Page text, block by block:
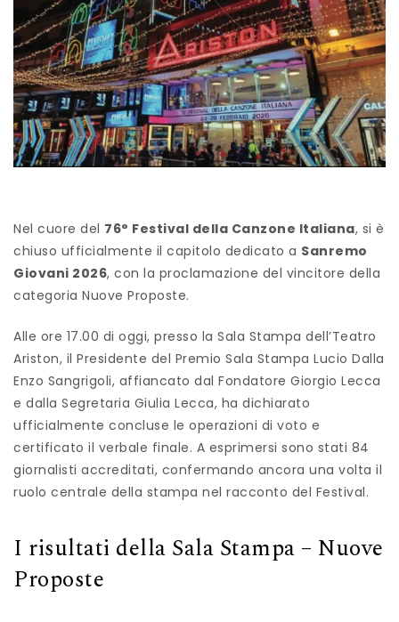
Nel cuore del 76° Festival della Canzone Italiana, si è
chiuso ufficialmente il capitolo dedicato a Sanremo
Giovani 2026, con la proclamazione del vincitore della
categoria Nuove Proposte.
Alle ore 17.00 di oggi, presso la Sala Stampa dell’Teatro
Ariston, il Presidente del Premio Sala Stampa Lucio Dalla
Enzo Sangrigoli, affiancato dal Fondatore Giorgio Lecca
e dalla Segretaria Giulia Lecca, ha dichiarato
ufficialmente concluse le operazioni di voto e
certificato il verbale finale. A esprimersi sono stati 84
giornalisti accreditati, confermando ancora una volta il
ruolo centrale della stampa nel racconto del Festival.
I risultati della Sala Stampa – Nuove
Proposte